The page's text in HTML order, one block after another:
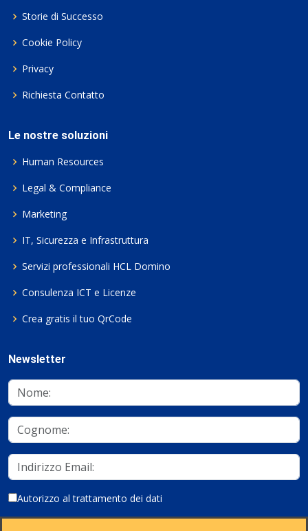
Storie di Successo
Cookie Policy
Privacy
Richiesta Contatto
Le nostre soluzioni
Human Resources
Legal & Compliance
Marketing
IT, Sicurezza e Infrastruttura
Servizi professionali HCL Domino
Consulenza ICT e Licenze
Crea gratis il tuo QrCode
Newsletter
Autorizzo al trattamento dei dati